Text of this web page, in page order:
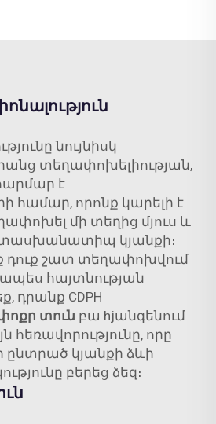
նույնիսկ
տեղափոխելիության,
է
համար, որոնք կարելի է
մի տեղից մյուս և
կյանքի։
դուք շատ տեղափոխվում
հայտնության
դրանք CDPH
տուն բա hjանգենում
հեռավորությունը, որը
ընտրած կյանքի ձևի
բերեց ձեզ։